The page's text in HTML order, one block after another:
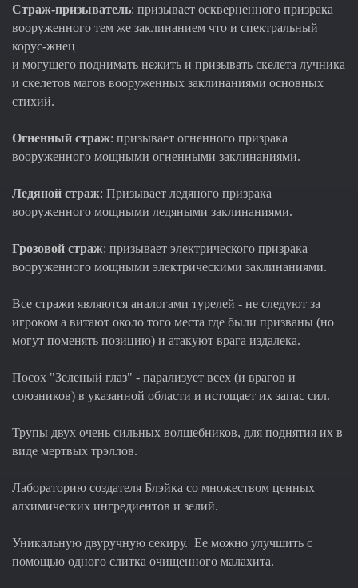
Страж-призыватель: призывает оскверненного призрака
вооруженного тем же заклинанием что и спектральный
корус-жнец
и могущего поднимать нежить и призывать скелета лучника
и скелетов магов вооруженных заклинаниями основных
стихий.
Огненный страж: призывает огненного призрака
вооруженного мощными огненными заклинаниями.
Ледяной страж: Призывает ледяного призрака
вооруженного мощными ледяными заклинаниями.
Грозовой страж: призывает электрического призрака
вооруженного мощными электрическими заклинаниями.
Все стражи являются аналогами турелей - не следуют за
игроком а витают около того места где были призваны (но
могут поменять позицию) и атакуют врага издалека.
Посох "Зеленый глаз" - парализует всех (и врагов и
союзников) в указанной области и истощает их запас сил.
Трупы двух очень сильных волшебников, для поднятия их в
виде мертвых трэллов.
Лабораторию создателя Блэйка со множеством ценных
алхимических ингредиентов и зелий.
Уникальную двуручную секиру. Ее можно улучшить с
помощью одного слитка очищенного малахита.